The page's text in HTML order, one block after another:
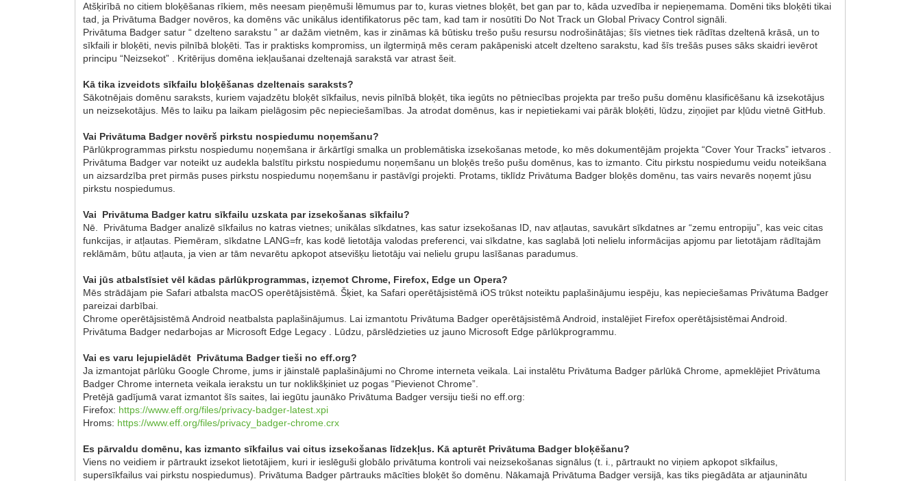
Atšķirībā no citiem bloķēšanas rīkiem, mēs neesam pieņēmuši lēmumus par to, kuras vietnes bloķēt, bet gan par to, kāda uzvedība ir nepieņemama. Domēni tiks bloķēti tikai
tad, ja Privātuma Badger novēros, ka domēns vāc unikālus identifikatorus pēc tam, kad tam ir nosūtīti Do Not Track un Global Privacy Control signāli.
Privātuma Badger satur “ dzelteno sarakstu ” ar dažām vietnēm, kas ir zināmas kā būtisku trešo pušu resursu nodrošinātājas; šīs vietnes tiek rādītas dzeltenā krāsā, un to
sīkfaili ir bloķēti, nevis pilnībā bloķēti. Tas ir praktisks kompromiss, un ilgtermiņā mēs ceram pakāpeniski atcelt dzelteno sarakstu, kad šīs trešās puses sāks skaidri ievērot
principu “Neizsekot” . Kritērijus domēna iekļaušanai dzeltenajā sarakstā var atrast šeit.
Kā tika izveidots sīkfailu bloķēšanas dzeltenais saraksts?
Sākotnējais domēnu saraksts, kuriem vajadzētu bloķēt sīkfailus, nevis pilnībā bloķēt, tika iegūts no pētniecības projekta par trešo pušu domēnu klasificēšanu kā izsekotājus
un neizsekotājus. Mēs to laiku pa laikam pielāgosim pēc nepieciešamības. Ja atrodat domēnus, kas ir nepietiekami vai pārāk bloķēti, lūdzu, ziņojiet par kļūdu vietnē GitHub.
Vai Privātuma Badger novērš pirkstu nospiedumu noņemšanu?
Pārlūkprogrammas pirkstu nospiedumu noņemšana ir ārkārtīgi smalka un problemātiska izsekošanas metode, ko mēs dokumentējām projekta “Cover Your Tracks” ietvaros .
Privātuma Badger var noteikt uz audekla balstītu pirkstu nospiedumu noņemšanu un bloķēs trešo pušu domēnus, kas to izmanto. Citu pirkstu nospiedumu veidu noteikšana
un aizsardzība pret pirmās puses pirkstu nospiedumu noņemšanu ir pastāvīgi projekti. Protams, tiklīdz Privātuma Badger bloķēs domēnu, tas vairs nevarēs noņemt jūsu
pirkstu nospiedumus.
Vai Privātuma Badger katru sīkfailu uzskata par izsekošanas sīkfailu?
Nē. Privātuma Badger analizē sīkfailus no katras vietnes; unikālas sīkdatnes, kas satur izsekošanas ID, nav atļautas, savukārt sīkdatnes ar “zemu entropiju”, kas veic citas
funkcijas, ir atļautas. Piemēram, sīkdatne LANG=fr, kas kodē lietotāja valodas preferenci, vai sīkdatne, kas saglabā ļoti nelielu informācijas apjomu par lietotājam rādītajām
reklāmām, būtu atļauta, ja vien ar tām nevarētu apkopot atsevišķu lietotāju vai nelielu grupu lasīšanas paradumus.
Vai jūs atbalstīsiet vēl kādas pārlūkprogrammas, izņemot Chrome, Firefox, Edge un Opera?
Mēs strādājam pie Safari atbalsta macOS operētājsistēmā. Šķiet, ka Safari operētājsistēmā iOS trūkst noteiktu paplašinājumu iespēju, kas nepieciešamas Privātuma Badger
pareizai darbībai.
Chrome operētājsistēmā Android neatbalsta paplašinājumus. Lai izmantotu Privātuma Badger operētājsistēmā Android, instalējiet Firefox operētājsistēmai Android.
Privātuma Badger nedarbojas ar Microsoft Edge Legacy . Lūdzu, pārslēdzieties uz jauno Microsoft Edge pārlūkprogrammu.
Vai es varu lejupielādēt Privātuma Badger tieši no eff.org?
Ja izmantojat pārlūku Google Chrome, jums ir jāinstalē paplašinājumi no Chrome interneta veikala. Lai instalētu Privātuma Badger pārlūkā Chrome, apmeklējiet Privātuma
Badger Chrome interneta veikala ierakstu un tur noklikšķiniet uz pogas “Pievienot Chrome”.
Pretējā gadījumā varat izmantot šīs saites, lai iegūtu jaunāko Privātuma Badger versiju tieši no eff.org:
Firefox: https://www.eff.org/files/privacy-badger-latest.xpi
Hroms: https://www.eff.org/files/privacy_badger-chrome.crx
Es pārvaldu domēnu, kas izmanto sīkfailus vai citus izsekošanas līdzekļus. Kā apturēt Privātuma Badger bloķēšanu?
Viens no veidiem ir pārtraukt izsekot lietotājiem, kuri ir ieslēguši globālo privātuma kontroli vai neizsekošanas signālus (t. i., pārtraukt no viņiem apkopot sīkfailus,
supersīkfailus vai pirkstu nospiedumus). Privātuma Badger pārtrauks mācīties bloķēt šo domēnu. Nākamajā Privātuma Badger versijā, kas tiks piegādāta ar atjauninātu